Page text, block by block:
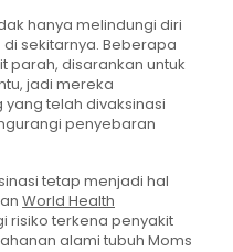
hanya melindungi diri
sekitarnya. Beberapa
parah, disarankan untuk
jadi mereka
telah divaksinasi
penyebaran
tetap menjadi hal
World Health
risiko terkena penyakit
alami tubuh Moms